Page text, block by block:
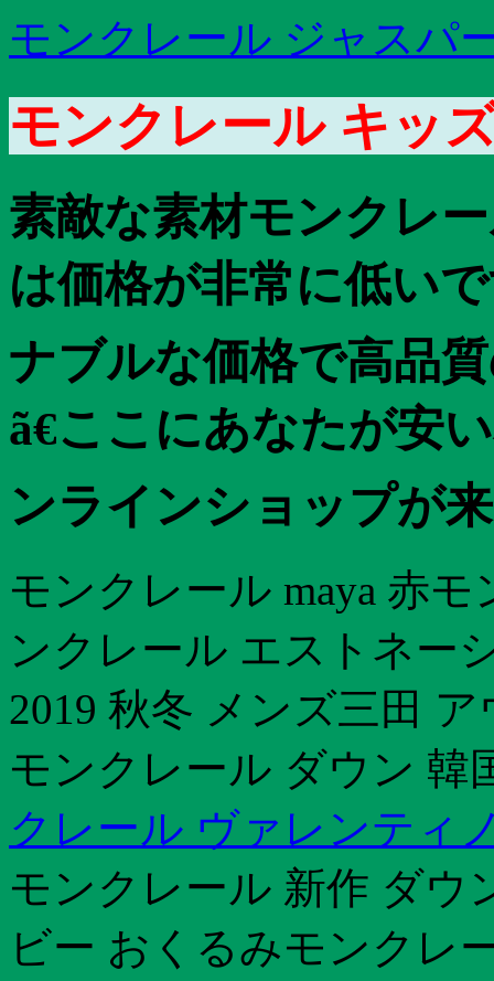
モンクレール ジャスパ
モンクレール キッ
素敵な素材モンクレ
は価格が非常に低い
ナブルな価格で高品
ã€ここにあなたが安
ンラインショップが来
モンクレール maya 赤
ンクレール エストネー
2019 秋冬 メンズ三田
モンクレール ダウン 韓
クレール ヴァレンティ
モンクレール 新作 ダウ
ビー おくるみモンクレ